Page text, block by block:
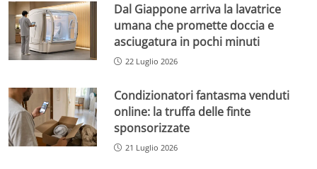
Dal Giappone arriva la lavatrice
umana che promette doccia e
asciugatura in pochi minuti
22 Luglio 2026
Condizionatori fantasma venduti
online: la truffa delle finte
sponsorizzate
21 Luglio 2026